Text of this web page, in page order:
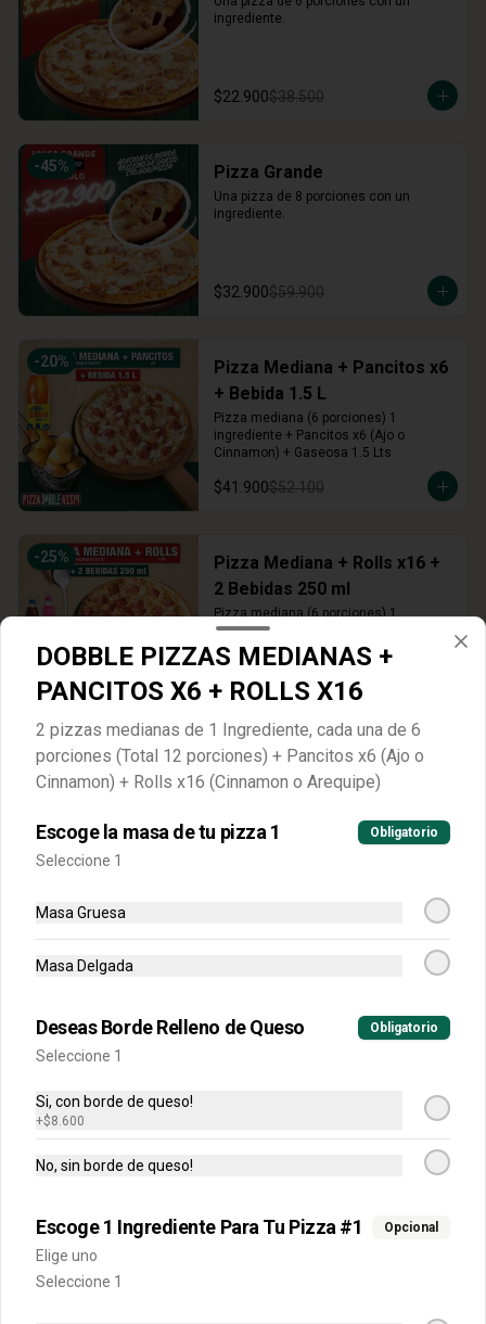
ingrediente.
$22.900$38.500
-45% Pizza Grande
Una pizza de 8 porciones con un
ingrediente.
$32.900$59.900
-20%
Pizza Mediana + Pancitos x6
+ Bebida 1.5 L
Pizza mediana (6 porciones) 1
ingrediente + Pancitos x6 (Ajo o
Cinnamon) + Gaseosa 1.5 Lts
$41.900$52.100
-25%
Pizza Mediana + Rolls x16 +
2 Bebidas 250 ml
Pizza mediana (6 porciones) 1
ingrediente + Rolls (Arequipe o
Cinnamon) + 2 Gaseosas 250 ml
$45.900$61.500
-10%
Pizza Mediana + Alitas x12 +
Bebida 1.5 L
ingrediente + Alitas x12 (Sabor a
elección) + Gaseosa 1.5 Lts
Pizzas Dobles
Personales Clásicas
DOBBLE PIZZAS MEDIANAS +
PANCITOS X6 + ROLLS X16
2 pizzas medianas de 1 Ingrediente, cada una de 6
porciones (Total 12 porciones) + Pancitos x6 (Ajo o
Cinnamon) + Rolls x16 (Cinnamon o Arequipe)
Escoge la masa de tu pizza 1 Obligatorio
Seleccione 1
Masa Gruesa
Masa Delgada
Deseas Borde Relleno de Queso Obligatorio
Seleccione 1
Si, con borde de queso!
+$8.600
No, sin borde de queso!
Escoge 1 Ingrediente Para Tu Pizza #1 Opcional
Elige uno
Seleccione 1